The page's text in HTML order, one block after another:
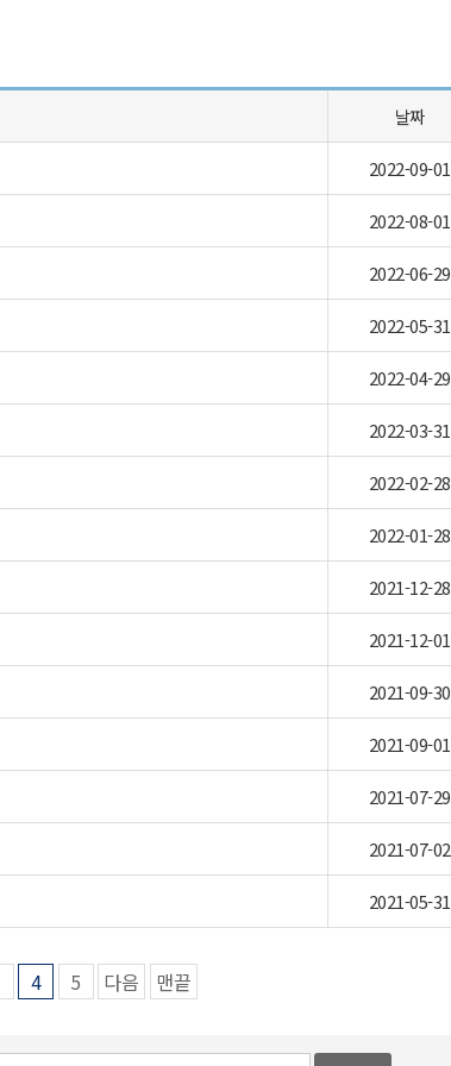
날짜
2022-09-01
2022-08-01
2022-06-29
2022-05-31
2022-04-29
2022-03-31
2022-02-28
2022-01-28
2021-12-28
2021-12-01
2021-09-30
2021-09-01
2021-07-29
2021-07-02
2021-05-31
4 5 다음 맨끝